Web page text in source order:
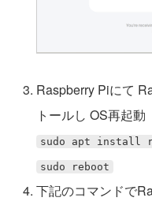
Raspberry Piにて
トールし OS再起動
sudo apt install
sudo reboot
下記のコマンドで